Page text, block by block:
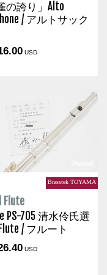
の誇り」Alto
/ アルトサック
USD
Brasstek TOYAMA
Flute
PS-705 清水伶氏選
/ フルート
USD